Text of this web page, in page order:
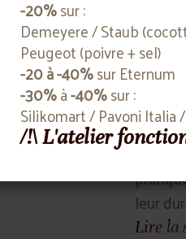
leur
Lire la
-20%sur :
Demeyere / Staub
Peugeot (poivre + sel)
-20 à -40%sur Eternum
-30%à-40%sur :
Silikomart / Pavoni Italia
/!\ L'atelier